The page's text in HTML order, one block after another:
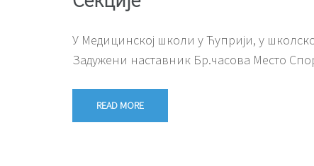
У Медицинској школи у Ћуприји, у
Задужени наставник Бр.часова Место
READ MORE